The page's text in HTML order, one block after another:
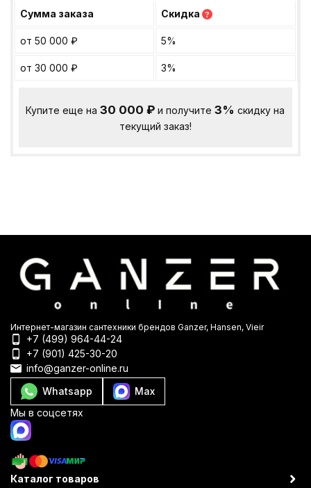
Сумма заказа Скидка ?
от 50 000 ₽ 5%
от 30 000 ₽ 3%
Купите еще на30 000₽ и получите3% скидку на
текущий заказ!
Интернет-магазин сантехники брендов Ganzer, Hansen, Vieir
+7 (499) 964-44-24
+7 (901) 425-30-20
info@ganzer-online.ru
Whatsapp
Max
Мы в соцсетях
Каталог товаров